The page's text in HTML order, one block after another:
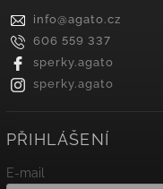
info@agato.cz
606 559 337
sperky.agato
sperky.agato
PŘIHLÁŠENÍ
E-mail